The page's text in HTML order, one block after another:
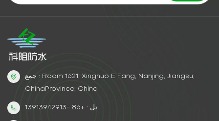
جمع : Room 1621, Xinghuo E Fang, Nanjing, Jiangsu,
ChinaProvince, China
تل : +86 -13913942913